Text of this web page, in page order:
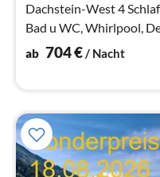
Dachstein-West 4
Bad u WC, Whirlpool,
ab 704€/ Nacht